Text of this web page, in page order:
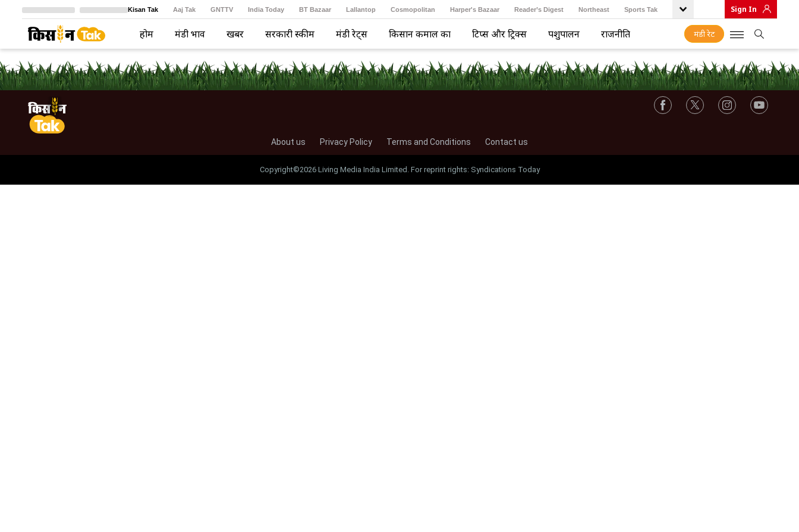
Kisan Tak Aaj Tak GNTTV India Today BT Bazaar Lallantop Cosmopolitan Harper's Bazaar Reader’s Digest Northeast Sports Tak
Crime Tak Astro Tak
Sign In
होम मंडी भाव खबरें सरकारी स्कीम मंडी रेट्स किसान कमाल का टिप्स और ट्रिक्स पशुपालन राजनीति मंडी रेट
About us Privacy Policy Terms and Conditions Contact us
Copyright©2026 Living Media India Limited. For reprint rights: Syndications Today